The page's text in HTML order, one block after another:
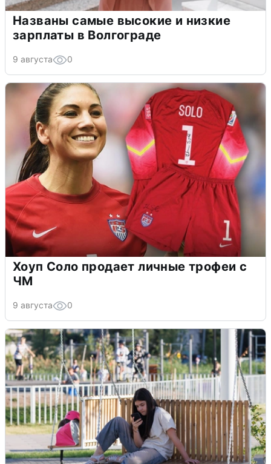
Названы самые высокие и низкие
зарплаты в Волгограде
9 августа 0
Хоуп Соло продает личные трофеи с
ЧМ
9 августа 0